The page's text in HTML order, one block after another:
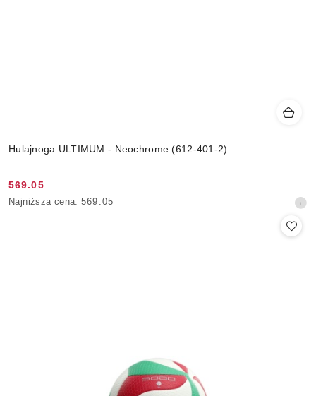
Hulajnoga ULTIMUM - Neochrome (612-401-2)
Cena
promocyjna:
569.05
Najniższa
Najniższa cena: 569.05